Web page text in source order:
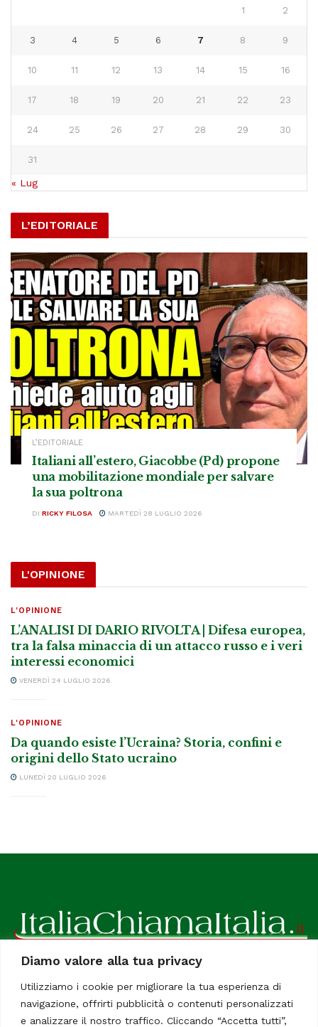
Diamo valore alla tua privacy
Utilizziamo i cookie per migliorare la tua esperienza di
navigazione, offrirti pubblicità o contenuti personalizzati
e analizzare il nostro traffico. Cliccando “Accetta tutti”,
1 2
3 4 5 6 7 8 9
10 11 12 13 14 15 16
17 18 19 20 21 22 23
24 25 26 27 28 29 30
31
« Lug
L’EDITORIALE
L’EDITORIALE
Italiani all’estero, Giacobbe (Pd) propone
una mobilitazione mondiale per salvare
la sua poltrona
DI RICKY FILOSA MARTEDÌ 28 LUGLIO 2026
L'OPINIONE
L'OPINIONE
L’ANALISI DI DARIO RIVOLTA | Difesa europea,
tra la falsa minaccia di un attacco russo e i veri
interessi economici
VENERDÌ 24 LUGLIO 2026
L'OPINIONE
Da quando esiste l’Ucraina? Storia, confini e
origini dello Stato ucraino
LUNEDÌ 20 LUGLIO 2026
ItaliaChiamaItalia, il TUO quotidiano online preferito.
Dedicato in particolare a tutti gli italiani residenti all'estero.
Tutti i diritti sono riservati. Quotidiano online indipendente